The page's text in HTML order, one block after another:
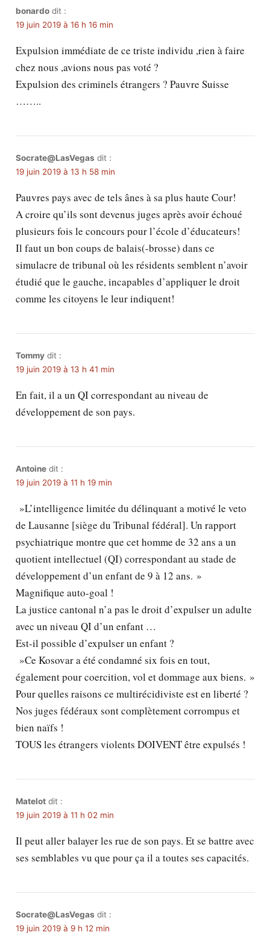
bonardo dit :
19 juin 2019 à 16 h 16 min
Expulsion immédiate de ce triste individu ,rien à faire
chez nous ,avions nous pas voté ?
Expulsion des criminels étrangers ? Pauvre Suisse
……..
Socrate@LasVegas dit :
19 juin 2019 à 13 h 58 min
Pauvres pays avec de tels ânes à sa plus haute Cour!
A croire qu’ils sont devenus juges après avoir échoué
plusieurs fois le concours pour l’école d’éducateurs!
Il faut un bon coups de balais(-brosse) dans ce
simulacre de tribunal où les résidents semblent n’avoir
étudié que le gauche, incapables d’appliquer le droit
comme les citoyens le leur indiquent!
Tommy dit :
19 juin 2019 à 13 h 41 min
En fait, il a un QI correspondant au niveau de
développement de son pays.
Antoine dit :
19 juin 2019 à 11 h 19 min
»L’intelligence limitée du délinquant a motivé le veto
de Lausanne [siège du Tribunal fédéral]. Un rapport
psychiatrique montre que cet homme de 32 ans a un
quotient intellectuel (QI) correspondant au stade de
développement d’un enfant de 9 à 12 ans. »
Magnifique auto-goal !
La justice cantonal n’a pas le droit d’expulser un adulte
avec un niveau QI d’un enfant …
Est-il possible d’expulser un enfant ?
»Ce Kosovar a été condamné six fois en tout,
également pour coercition, vol et dommage aux biens. »
Pour quelles raisons ce multirécidiviste est en liberté ?
Nos juges fédéraux sont complètement corrompus et
bien naïfs !
TOUS les étrangers violents DOIVENT être expulsés !
Matelot dit :
19 juin 2019 à 11 h 02 min
Il peut aller balayer les rue de son pays. Et se battre avec
ses semblables vu que pour ça il a toutes ses capacités.
Socrate@LasVegas dit :
19 juin 2019 à 9 h 12 min